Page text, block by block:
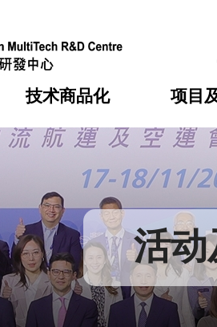
机构简介
组织架构
组织架构
董事局
研究顾问
技术商品化
服务
可获授权之技术
应用于公共服务之创新技术
重点项目
项目
合作计划
资助计划
资助计划
税务优惠
申请
评审
活动
奖项
新闻中心
媒体报导
新闻稿
会籍及服务
会员列表
会员登入 活动